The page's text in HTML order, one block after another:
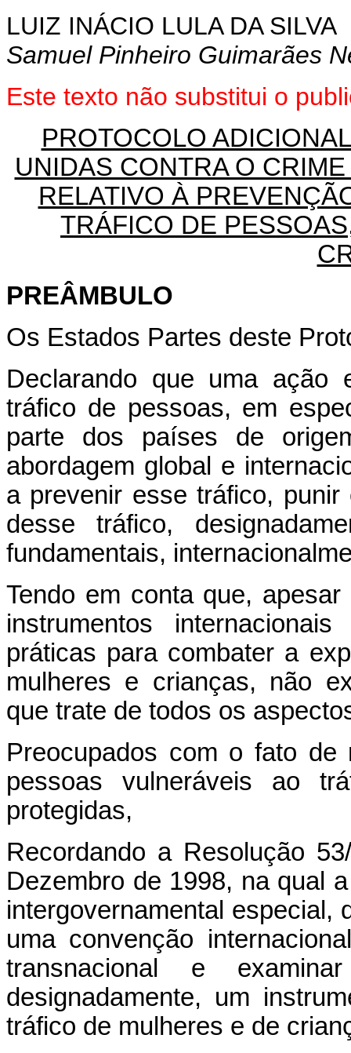
LUIZ INÁCIO LULA DA SILVA
Samuel Pinheiro Guimarães
Este texto não substitui o
PROTOCOLO
UNIDAS CONTRA O
RELATIVO À
TRÁFICO DE
PREÂMBULO
Os Estados Partes deste
Declarando que uma ação
tráfico de pessoas, em
parte dos países de
abordagem global e
a prevenir esse tráfico,
desse tráfico,
fundamentais,
Tendo em conta que,
instrumentos
práticas para combater a
mulheres e crianças, não
que trate de todos os
Preocupados com o fato de
pessoas vulneráveis ao
protegidas,
Recordando a Resolução
Dezembro de 1998, na qual
intergovernamental especial,
uma convenção
transnacional e
designadamente, um
tráfico de mulheres e de